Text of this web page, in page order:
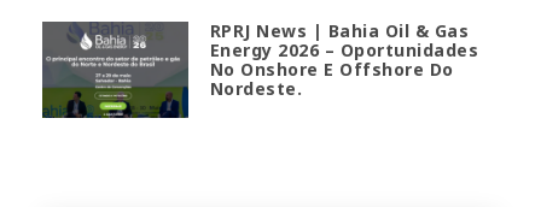
RPRJ News | Bahia Oil & Gas
Energy 2026 – Oportunidades
No Onshore E Offshore Do
Nordeste.